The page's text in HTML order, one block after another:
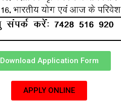
Download Application Form
APPLY ONLINE